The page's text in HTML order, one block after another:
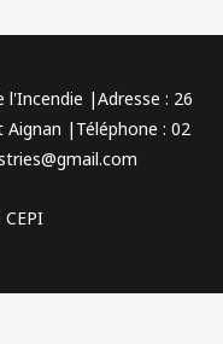
l'Incendie |Adresse : 26
Aignan |Téléphone : 02